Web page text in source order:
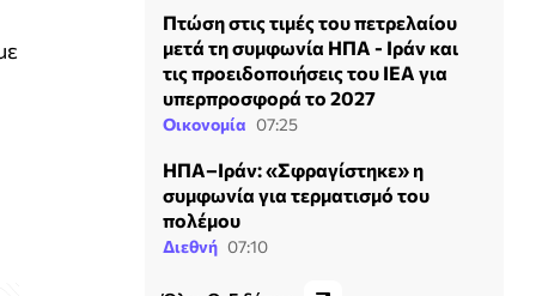
Πτώση στις τιμές του πετρελαίου
μετά τη συμφωνία ΗΠΑ - Ιράν και
τις προειδοποιήσεις του ΙΕΑ για
υπερπροσφορά το 2027
Οικονομία 07:25
ΗΠΑ–Ιράν: «Σφραγίστηκε» η
συμφωνία για τερματισμό του
πολέμου
Διεθνή 07:10